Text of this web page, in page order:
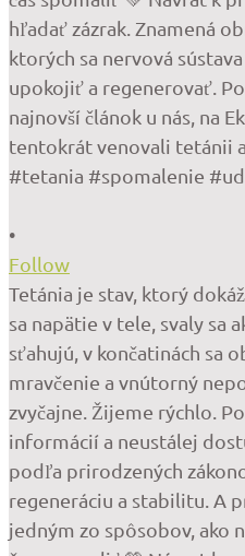
•
Follow
Tetánia je stav, ktorý
sa napätie v tele, svaly sa
sťahujú, v končatinách sa
mravčenie a vnútorný
zvyčajne. Žijeme rýchlo.
informácií a neustálej
podľa prirodzených
regeneráciu a stabilitu. A
jedným zo spôsobov, ako